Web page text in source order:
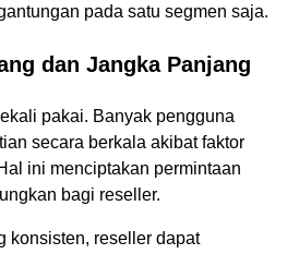
pada satu segmen saja.
dan Jangka Panjang
pakai. Banyak pengguna
secara berkala akibat faktor
ini menciptakan permintaan
bagi reseller.
konsisten, reseller dapat